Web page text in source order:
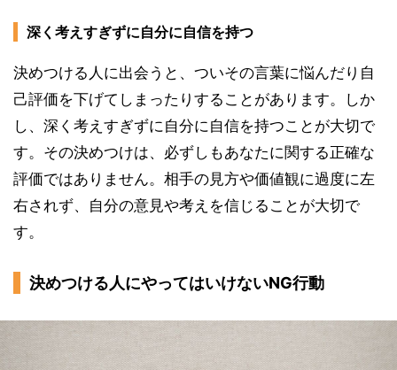
深く考えすぎずに自分に自信を持つ
決めつける人に出会うと、ついその言葉に悩んだり自
己評価を下げてしまったりすることがあります。しか
し、深く考えすぎずに自分に自信を持つことが大切で
す。その決めつけは、必ずしもあなたに関する正確な
評価ではありません。相手の見方や価値観に過度に左
右されず、自分の意見や考えを信じることが大切で
す。
決めつける人にやってはいけないNG行動